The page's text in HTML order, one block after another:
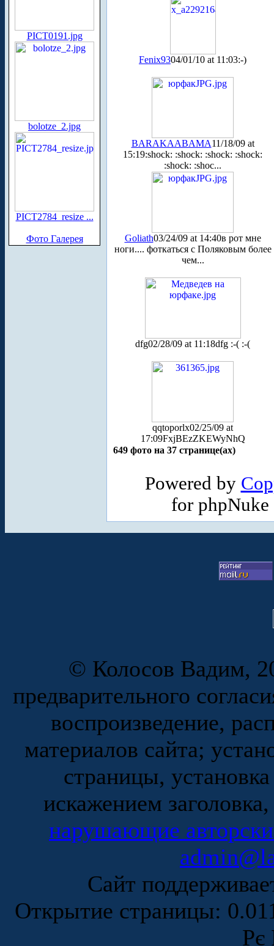
PICT0191.jpg
bolotze_2.jpg
PICT2784_resize ...
Фото Галерея
Fenix9304/01/10 at 11:03:-)
BARAKAABAMA11/18/09 at
15:19:shock: :shock: :shock: :shock:
:shock: :shoc...
Goliath03/24/09 at 14:40в рот мне
ноги.... фоткаться с Поляковым более
чем...
dfg02/28/09 at 11:18dfg :-( :-(
qqtoporlx02/25/09 at
17:09FxjBEzZKEWyNhQ
649 фото на 37 странице(ах)
Powered by
for
© Колосов Вадим,
предварительного
воспроизведение,
материалов сайта;
страницы,
искажением
нарушающие
Сайт
Открытие страницы:
Рє